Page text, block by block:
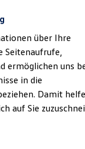
über Ihre
Seitenaufrufe,
ermöglichen uns
in die
Damit
auf Sie